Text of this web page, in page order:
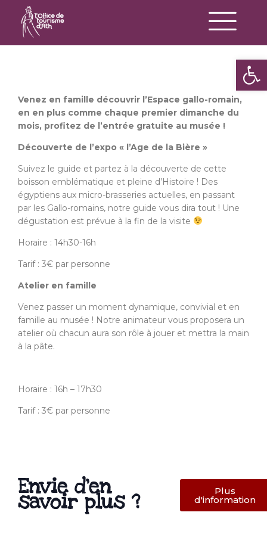
Venez en famille découvrir l’Espace gallo-romain,
en en plus comme chaque premier dimanche du
mois, profitez de l’entrée gratuite au musée !
Découverte de l’expo « l’Age de la Bière »
Suivez le guide et partez à la découverte de cette
boisson emblématique et pleine d’Histoire ! Des
égyptiens aux micro-brasseries actuelles, en passant
par les Gallo-romains, notre guide vous dira tout ! Une
dégustation est prévue à la fin de la visite
Horaire : 14h30-16h
Tarif : 3€ par personne
Atelier en famille
Venez passer un moment dynamique, convivial et en
famille au musée ! Notre animateur vous proposera un
atelier où chacun aura son rôle à jouer et mettra la main
à la pâte.
Horaire : 16h – 17h30
Tarif : 3€ par personne
Envie d’en
savoir plus ? Plus
d'information